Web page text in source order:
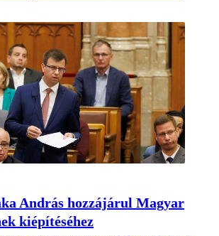
András hozzájárul Magyar
kiépítéséhez